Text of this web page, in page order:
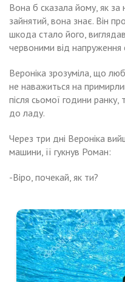
Вона б сказала йому, як за
зайнятий, вона знає. Він
шкода стало його,
червоними від напруження
Вероніка зрозуміла, що
не наважиться на
після сьомої години
до ладу.
Через три дні Вероніка
машини, її гукнув Роман:
-Віро, почекай, як ти?